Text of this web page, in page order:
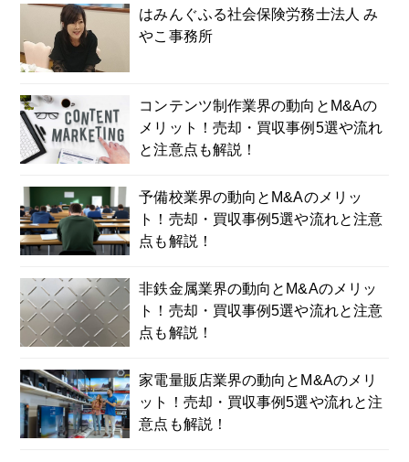
はみんぐふる社会保険労務士法人 み
やこ事務所
コンテンツ制作業界の動向とM&Aの
メリット！売却・買収事例5選や流れ
と注意点も解説！
予備校業界の動向とM&Aのメリッ
ト！売却・買収事例5選や流れと注意
点も解説！
非鉄金属業界の動向とM&Aのメリッ
ト！売却・買収事例5選や流れと注意
点も解説！
家電量販店業界の動向とM&Aのメリ
ット！売却・買収事例5選や流れと注
意点も解説！